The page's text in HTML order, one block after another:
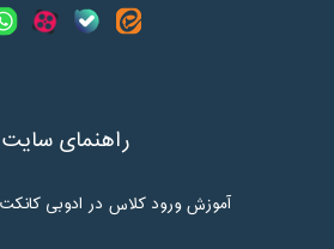
راهنمای سایت
آموزش ورود کلاس در ادوبی کانکت